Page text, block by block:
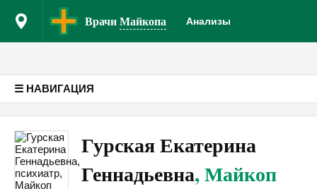
ВрачиМайкопа Анализы
☰ НАВИГАЦИЯ
Гурская Екатерина
Геннадьевна, Майкоп